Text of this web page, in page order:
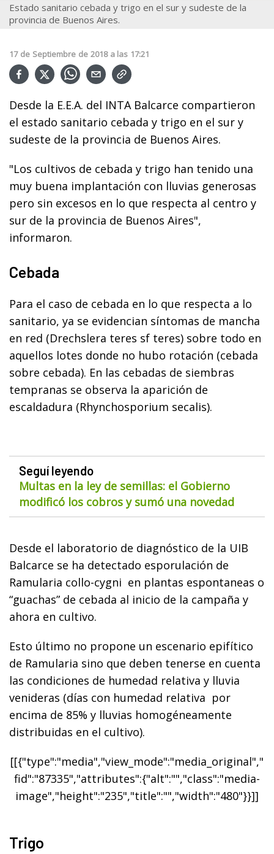
Estado sanitario cebada y trigo en el sur y sudeste de la
provincia de Buenos Aires.
17 de Septiembre de 2018 a las 17:21
Desde la E.E.A. del INTA Balcarce compartieron
el estado sanitario cebada y trigo en el sur y
sudeste de la provincia de Buenos Aires.
"Los cultivos de cebada y trigo han tenido una
muy buena implantación con lluvias generosas
pero sin excesos en lo que respecta al centro y
sur de la provincia de Buenos Aires",
informaron.
Cebada
Para el caso de cebada en lo que respecta a lo
sanitario, ya se evidencian síntomas de mancha
en red (Drechslera teres sf teres) sobre todo en
aquellos lotes donde no hubo rotación (cebada
sobre cebada). En las cebadas de siembras
tempranas se observa la aparición de
escaldadura (Rhynchosporium secalis).
Seguí leyendo
Multas en la ley de semillas: el Gobierno
modificó los cobros y sumó una novedad
Desde el laboratorio de diagnóstico de la UIB
Balcarce se ha detectado esporulación de
Ramularia collo-cygni en plantas espontaneas o
“guachas” de cebada al inicio de la campaña y
ahora en cultivo.
Esto último no propone un escenario epifítico
de Ramularia sino que deben tenerse en cuenta
las condiciones de humedad relativa y lluvia
venideras (días con humedad relativa por
encima de 85% y lluvias homogéneamente
distribuidas en el cultivo).
[[{"type":"media","view_mode":"media_original","
fid":"87335","attributes":{"alt":"","class":"media-
image","height":"235","title":"","width":"480"}}]]
Trigo